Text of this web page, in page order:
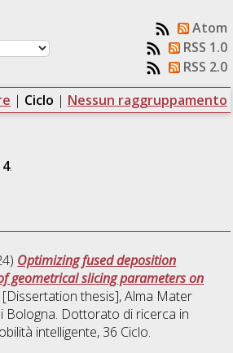
Atom
RSS 1.0
RSS 2.0
| Ciclo | Nessun raggruppamento
4.
Optimizing fused deposition
geometrical slicing parameters on
[Dissertation thesis], Alma Mater
Bologna. Dottorato di ricerca in
intelligente, 36 Ciclo.